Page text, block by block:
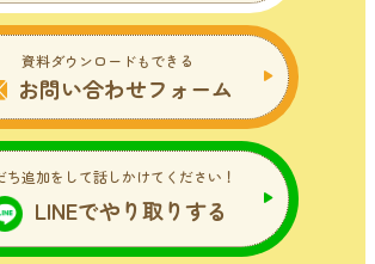
資料ダウンロードもできる
お問い合わせフォーム
ち追加をして話しかけてください！
LINEでやり取りする